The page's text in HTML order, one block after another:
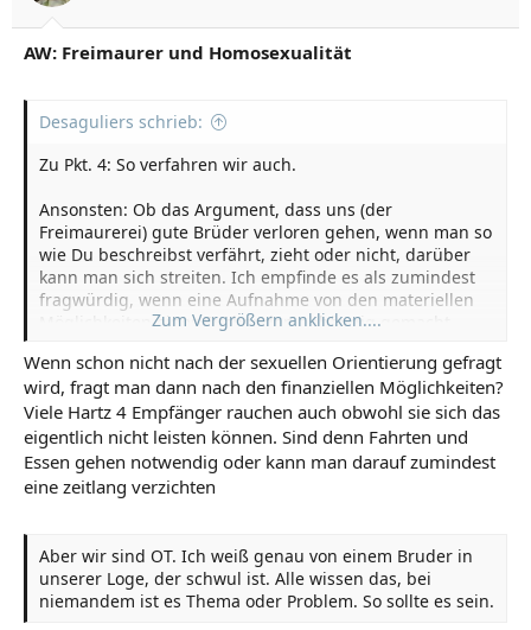
AW: Freimaurer und Homosexualität
Desaguliers schrieb:
Zu Pkt. 4: So verfahren wir auch.
Ansonsten: Ob das Argument, dass uns (der
Freimaurerei) gute Brüder verloren gehen, wenn man so
wie Du beschreibst verfährt, zieht oder nicht, darüber
kann man sich streiten. Ich empfinde es als zumindest
fragwürdig, wenn eine Aufnahme von den materiellen
Möglichkeiten eines Suchenden abhängig gemacht
Zum Vergrößern anklicken....
Wenn schon nicht nach der sexuellen Orientierung gefragt
wird, fragt man dann nach den finanziellen Möglichkeiten?
Viele Hartz 4 Empfänger rauchen auch obwohl sie sich das
eigentlich nicht leisten können. Sind denn Fahrten und
Essen gehen notwendig oder kann man darauf zumindest
eine zeitlang verzichten
Aber wir sind OT. Ich weiß genau von einem Bruder in
unserer Loge, der schwul ist. Alle wissen das, bei
niemandem ist es Thema oder Problem. So sollte es sein.